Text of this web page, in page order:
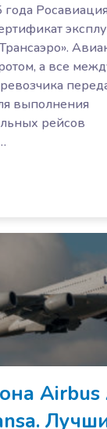
года Росавиация
а все
выполнения
рейсов